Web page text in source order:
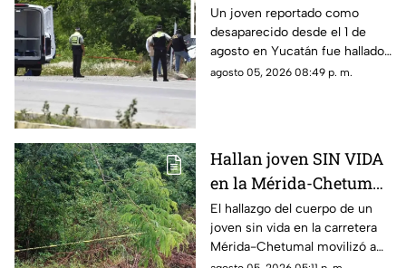
Mérida-Chetumal? Esto
se sabe
Un joven reportado como
desaparecido desde el 1 de
agosto en Yucatán fue hallado
sin vida en la carretera Mérida-
agosto 05, 2026 08:49 p. m.
Hallan joven SIN VIDA
en la Mérida-Chetumal;
el mal olor alertó a los
automovilistas
El hallazgo del cuerpo de un
joven sin vida en la carretera
Mérida-Chetumal movilizó a